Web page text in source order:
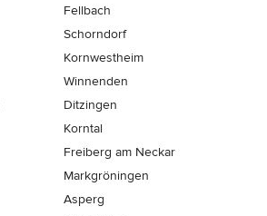
Fellbach
Schorndorf
Kornwestheim
Winnenden
Ditzingen
Korntal
Freiberg am Neckar
Markgröningen
Asperg